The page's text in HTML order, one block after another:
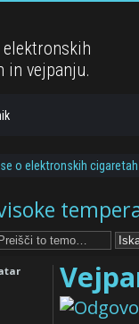
in vejpanju.
o elektronskih cigaretah